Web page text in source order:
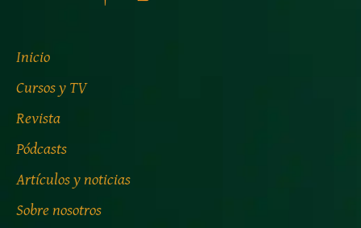
Inicio
Cursos y TV
Revista
Pódcasts
Artículos y noticias
Sobre nosotros